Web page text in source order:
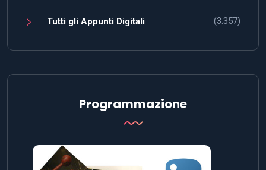
Tutti gli Appunti Digitali (3.357)
Programmazione